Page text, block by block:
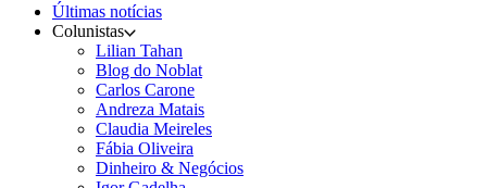
Últimas notícias
Colunistas
Lilian Tahan
Blog do Noblat
Carlos Carone
Andreza Matais
Claudia Meireles
Fábia Oliveira
Dinheiro & Negócios